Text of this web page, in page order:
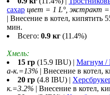
сахар цвет = 1 L°, экстракт
| Внесение в котел, кипятить
мин.
Всего: 0.9 кг (11.4%)
Хмель:
15 гр (15.9 IBU) | Магнум /
a-к.=13% | Внесение в котел,
20 гр (4.8 IBU) |
к.=3.2% | Внесение в котел,